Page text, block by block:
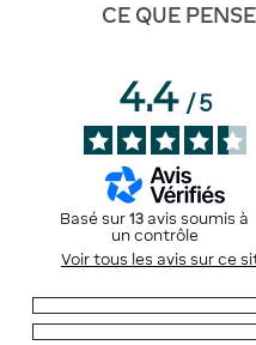
CE QUE
4.4/5
Basé sur 13 avis soumis à
un contrôle
Voir tous les avis sur ce